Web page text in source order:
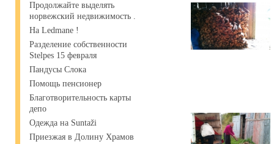
Продолжайте выделять
норвежский недвижимость .
На Ledmane !
Разделение собственности
Stelpes 15 февраля
Пандусы Слока
Помощь пенсионер
Благотворительность карты
депо
Одежда на Suntaži
Приезжая в Долину Храмов